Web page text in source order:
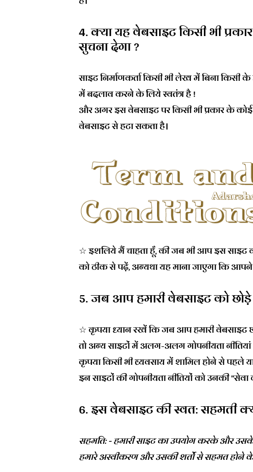
4. क्या यह वेबसाइट किसी भी
सुचना देगा ?
साइट निर्माणकर्ता किसी भी लेख में बिना किसी
में बदलाव करने के लिये स्वतंत्र है !
और अगर इस वेबसाइट पर किसी भी प्रकार के
वेबसाइट से हटा सकता है।
☆ इशलिये मैं चाहता हूँ, की जब भी आप इस साइट
को ठीक से पढ़ें, अन्यथा यह माना जाएगा कि आपने
5. जब आप हमारी वेबसाइट को
☆ कृपया ध्यान रखें कि जब आप हमारी वेबसाइट
तो अन्य साइटों में अलग-अलग गोपनीयता
कृपया किसी भी व्यवसाय में शामिल होने से पहले
इन साइटों की गोपनीयता नीतियों को उनकी
6. इस वेबसाइट की स्वत: सहमती
सहमति: - हमारी साइट का उपयोग करके और
हमारे अस्वीकरण और उसकी शर्तों से सहमत होने